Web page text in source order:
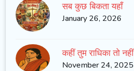
सब कुछ बिकता यहाँ
January 26, 2026
कहीं तुम राधिका तो नहीं
November 24, 2025